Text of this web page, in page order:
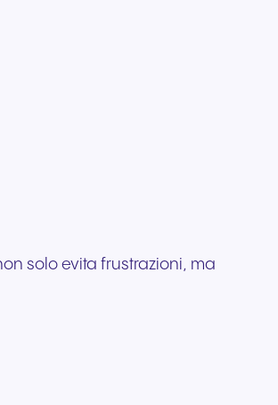
solo evita frustrazioni, ma